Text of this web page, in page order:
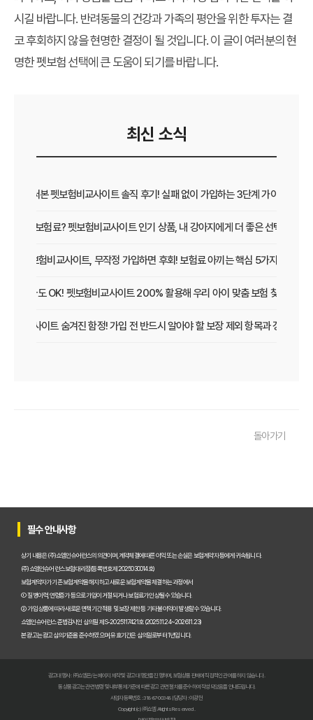
시길 바랍니다. 반려동물의 건강과 가족의 평안을 위한 투자는 결
코 후회하지 않을 현명한 결정이 될 것입니다. 이 글이 여러분의 현
명한 펫보험 선택에 큰 도움이 되기를 바랍니다.
최신 소식
직접 써본 펫보험비교사이트 솔직 후기! 실패 없이 가입하는 3단계 가이드
보장 vs 보험료? 펫보험비교사이트 인기 상품, 내 강아지에게 더 좋은 선택은?
펫보험비교사이트, 무작정 가입하면 후회! 보험료 아끼는 핵심 5가지
초보 집사도 OK! 펫보험비교사이트 200% 활용해 우리 아이 맞춤 보험 찾는 법
험비교사이트 숨겨진 함정! 가입 전 반드시 알아야 할 보장 제외 항목과 갱신 조건
펫보험비교사이트, 평점만 보고 고르면 후회? 진짜 중요한 차이점은?
펫보험비교사이트, A사와 B사 어디가 더 유리할까?
펫보험비교사이트 이용 전 필수! 놓치면 후회할 3가지 체크리스트
펫보험비교사이트, 내 반려동물에게 꼭 맞는 선택 기준은?
펫보험비교사이트 현명하게 고르는 법: 보장 범위별 주요 서비스 비교 분석
돌아가기
필수 안내사항
상기 내용은 (주)쇼엠인슈어런스의 의견이며, 계약체결에 따른 이익 또는 손실은 보험계약자 등에게 귀속됩니다.
(주)쇼엠인슈어런스 보험대리점(등록번호 제2025030014호)
보험계약자가 기존 보험계약을 해지하고 새로운 보험계약을 체결하는 과정에서
① 질병이력, 연령증가 등으로 가입이 거절되거나 보험료가 인상될 수 있습니다.
② 가입 상품에 따라 새로운 면책기간 적용 및 보장 제한 등 기타 불이익이 발생할 수 있습니다.
쇼엠인슈어런스 준법감시인 심의필 제S-2025117421호 (2025.11.24~2026.11.23)
본 광고는 광고심의기준을 준수하였으며, 유효기간은 심의일로부터 1년입니다.
광고대행사 : ㈜쇼엠은/는 페이지 제작 및 광고 대행만을 진행하며, 보험상품 판매에 직접적인 관여를 하지 않습니다.
동 상품광고는 관련 법령 및 내부통제기준에 따른 광고 관련 절차를 준수하여 작성되었음을 안내드립니다.
사업자등록번호 : 318-87-00348 | 담당자 : 이광헌
Copyright (c) ㈜쇼엠 All rights Reserved.